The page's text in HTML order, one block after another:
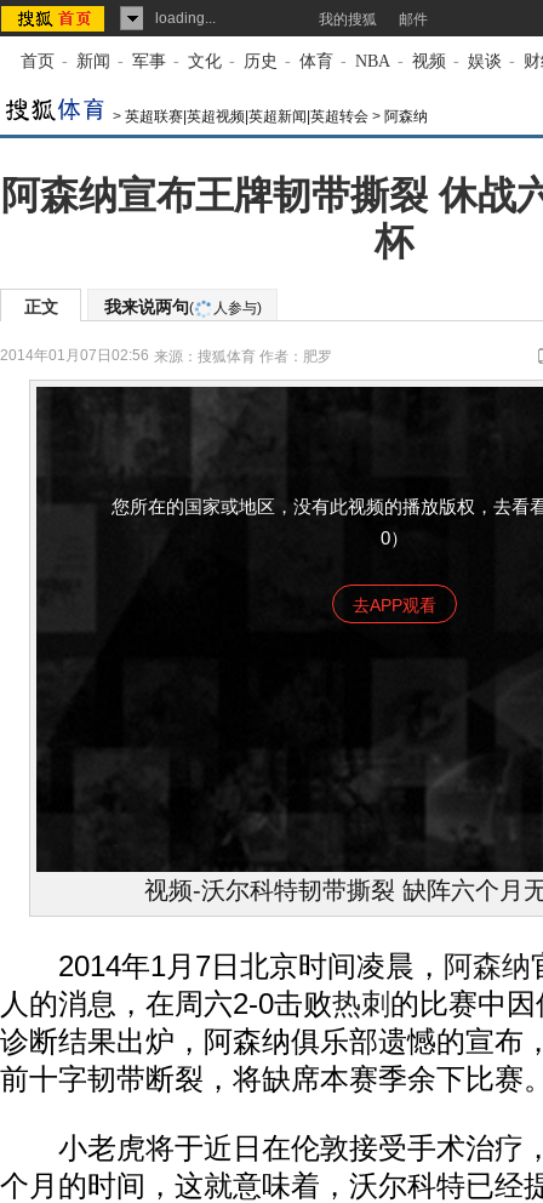
loading... 我的搜狐 邮件
首页 - 新闻 - 军事 - 文化 - 历史 - 体育 - NBA - 视频 - 娱谈 -
> 英超联赛|英超视频|英超新闻|英超转会 > 阿森纳
阿森纳宣布王牌韧带撕裂 休战
杯
正文 我来说两句( 人参与)
2014年01月07日02:56 来源： 搜狐体育 作者：肥罗
您所在的国家或地区，没有此视频的播放版权，去看
0）
去APP观看
视频-沃尔科特韧带撕裂 缺阵六个月
2014年1月7日北京时间凌晨， 阿森纳
人的消息，在周六2-0击败热刺 的比赛中
诊断结果出炉，阿森纳俱乐部遗憾的宣布
前十字韧带断裂，将缺席本赛季余下比赛
小老虎将于近日在伦敦接受手术治疗
个月的时间，这就意味着，沃尔科特已经